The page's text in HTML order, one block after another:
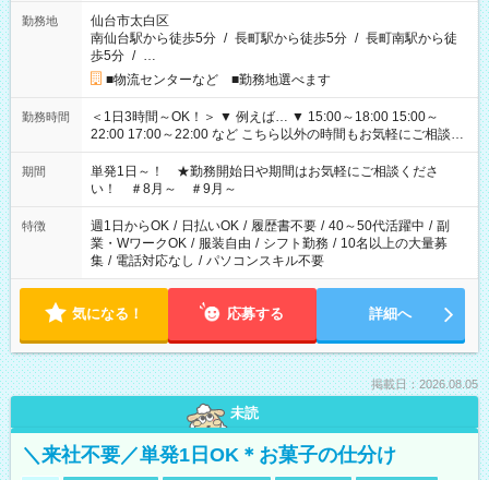
勤務地
仙台市太白区
南仙台駅から徒歩5分 / 長町駅から徒歩5分 / 長町南駅から徒
歩5分 / …
■物流センターなど ■勤務地選べます
勤務時間
＜1日3時間～OK！＞ ▼ 例えば… ▼ 15:00～18:00 15:00～
22:00 17:00～22:00 など こちら以外の時間もお気軽にご相談く
ださい！
期間
単発1日～！ ★勤務開始日や期間はお気軽にご相談くださ
い！ ＃8月～ ＃9月～
特徴 週1日からOK / 日払いOK / 履歴書不要 / 40～50代活躍中 / 副
業・WワークOK / 服装自由 / シフト勤務 / 10名以上の大量募
集 / 電話対応なし / パソコンスキル不要
気になる！ 応募する 詳細へ
掲載日：2026.08.05
未読
＼来社不要／単発1日OK＊お菓子の仕分け